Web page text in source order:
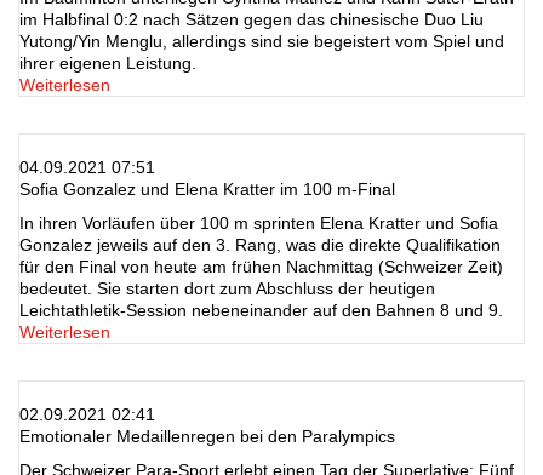
im Halbfinal 0:2 nach Sätzen gegen das chinesische Duo Liu
Yutong/Yin Menglu, allerdings sind sie begeistert vom Spiel und
ihrer eigenen Leistung.
Weiterlesen
04.09.2021 07:51
Sofia Gonzalez und Elena Kratter im 100 m-Final
In ihren Vorläufen über 100 m sprinten Elena Kratter und Sofia
Gonzalez jeweils auf den 3. Rang, was die direkte Qualifikation
für den Final von heute am frühen Nachmittag (Schweizer Zeit)
bedeutet. Sie starten dort zum Abschluss der heutigen
Leichtathletik-Session nebeneinander auf den Bahnen 8 und 9.
Weiterlesen
02.09.2021 02:41
Emotionaler Medaillenregen bei den Paralympics
Der Schweizer Para-Sport erlebt einen Tag der Superlative: Fünf